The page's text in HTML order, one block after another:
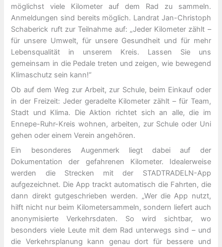
möglichst viele Kilometer auf dem Rad zu sammeln.
Anmeldungen sind bereits möglich. Landrat Jan-Christoph
Schaberick ruft zur Teilnahme auf: „Jeder Kilometer zählt –
für unsere Umwelt, für unsere Gesundheit und für mehr
Lebensqualität in unserem Kreis. Lassen Sie uns
gemeinsam in die Pedale treten und zeigen, wie bewegend
Klimaschutz sein kann!“
Ob auf dem Weg zur Arbeit, zur Schule, beim Einkauf oder
in der Freizeit: Jeder geradelte Kilometer zählt – für Team,
Stadt und Klima. Die Aktion richtet sich an alle, die im
Ennepe-Ruhr-Kreis wohnen, arbeiten, zur Schule oder Uni
gehen oder einem Verein angehören.
Ein besonderes Augenmerk liegt dabei auf der
Dokumentation der gefahrenen Kilometer. Idealerweise
werden die Strecken mit der STADTRADELN-App
aufgezeichnet. Die App trackt automatisch die Fahrten, die
dann direkt gutgeschrieben werden. „Wer die App nutzt,
hilft nicht nur beim Kilometersammeln, sondern liefert auch
anonymisierte Verkehrsdaten. So wird sichtbar, wo
besonders viele Leute mit dem Rad unterwegs sind – und
die Verkehrsplanung kann genau dort für bessere und